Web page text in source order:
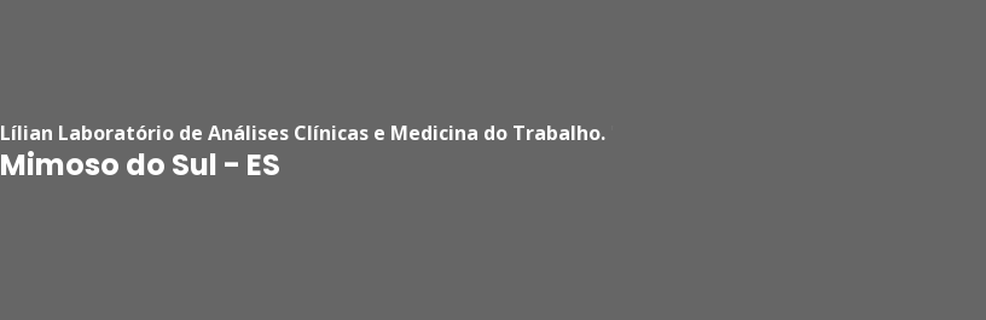
Lílian Laboratório de Análises Clínicas e Medicina do Trabalho.
Mimoso do Sul - ES